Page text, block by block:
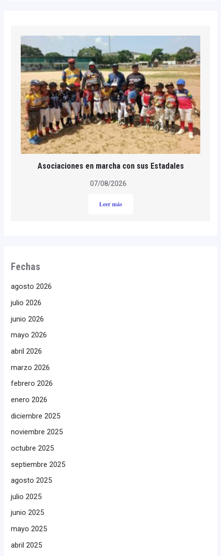
Asociaciones en marcha con sus Estadales
07/08/2026
Leer más
Fechas
agosto 2026
julio 2026
junio 2026
mayo 2026
abril 2026
marzo 2026
febrero 2026
enero 2026
diciembre 2025
noviembre 2025
octubre 2025
septiembre 2025
agosto 2025
julio 2025
junio 2025
mayo 2025
abril 2025